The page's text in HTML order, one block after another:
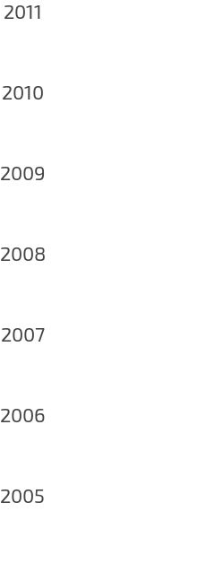
2011
2010
2009
2008
2007
2006
2005